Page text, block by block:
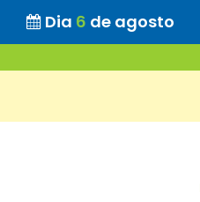
Dia 6 de agosto